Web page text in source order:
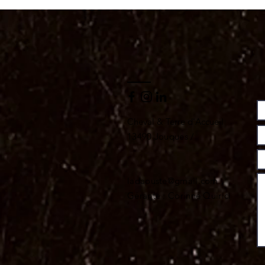
Cheval & Terre d'Accueil
13490 Jouques /
ladaouste@gmail.com
Gérante : Corinne Quirici